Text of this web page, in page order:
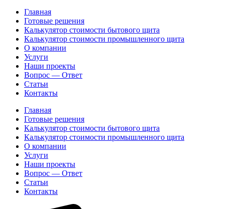
Главная
Готовые решения
Калькулятор стоимости бытового щита
Калькулятор стоимости промышленного щита
О компании
Услуги
Наши проекты
Вопрос — Ответ
Статьи
Контакты
Главная
Готовые решения
Калькулятор стоимости бытового щита
Калькулятор стоимости промышленного щита
О компании
Услуги
Наши проекты
Вопрос — Ответ
Статьи
Контакты